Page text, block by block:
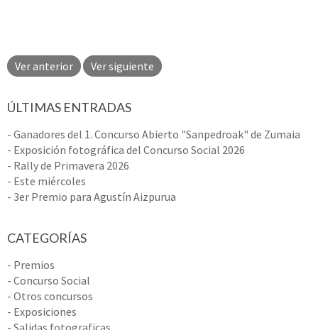
Ver anterior Ver siguiente
ÚLTIMAS ENTRADAS
- Ganadores del 1. Concurso Abierto "Sanpedroak" de Zumaia
- Exposición fotográfica del Concurso Social 2026
- Rally de Primavera 2026
- Este miércoles
- 3er Premio para Agustín Aizpurua
CATEGORÍAS
- Premios
- Concurso Social
- Otros concursos
- Exposiciones
- Salidas fotograficas